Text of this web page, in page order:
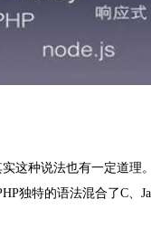
这种说法也有一定道理
独特的语法混合了C